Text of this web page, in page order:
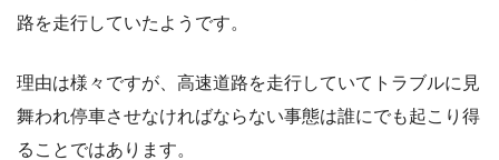
路を走行していたようです。
理由は様々ですが、高速道路を走行していてトラブルに見
舞われ停車させなければならない事態は誰にでも起こり得
ることではあります。